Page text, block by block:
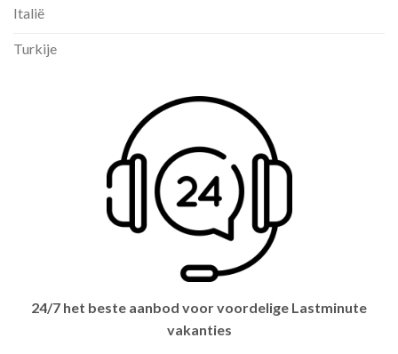
Italië
Turkije
24/7 het beste aanbod voor voordelige Lastminute
vakanties